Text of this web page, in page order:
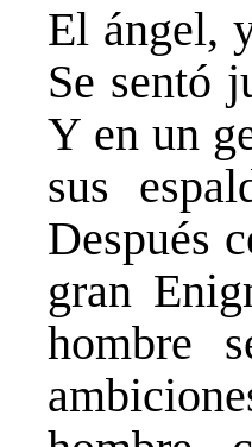
El ángel,
Se sentó
Y en un
sus
Después
gran
hombre